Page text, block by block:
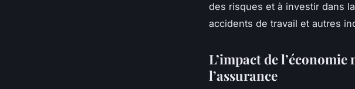
des risques et à investir dans
accidents de travail et autres
L’impact de
l’assurance